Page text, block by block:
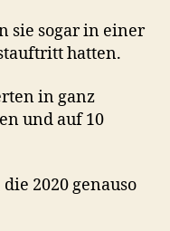
sie sogar in einer
hatten.
in ganz
und auf 10
2020 genauso